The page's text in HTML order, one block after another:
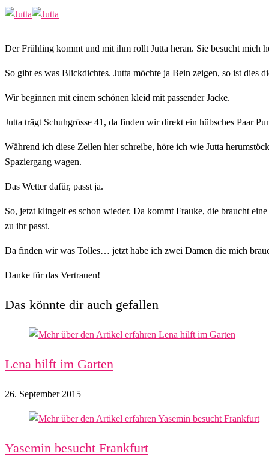
Der Frühling kommt und mit ihm rollt Jutta heran. Sie besucht mich
So gibt es was Blickdichtes. Jutta möchte ja Bein zeigen, so ist dies
Wir beginnen mit einem schönen kleid mit passender Jacke.
Jutta trägt Schuhgrösse 41, da finden wir direkt ein hübsches Paar
Während ich diese Zeilen hier schreibe, höre ich wie Jutta
Spaziergang wagen.
Das Wetter dafür, passt ja.
So, jetzt klingelt es schon wieder. Da kommt Frauke, die braucht
zu ihr passt.
Da finden wir was Tolles… jetzt habe ich zwei Damen die mich
Danke für das Vertrauen!
Das könnte dir auch gefallen
Lena hilft im Garten
26. September 2015
Yasemin besucht Frankfurt